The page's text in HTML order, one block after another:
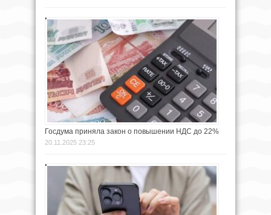
Госдума приняла закон о повышении НДС до 22%
20.11.2025 23:25